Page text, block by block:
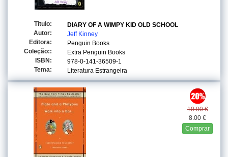
Titulo:
DIARY OF A WIMPY KID OLD SCHOOL
Autor:
Jeff Kinney
Editora:
Penguin Books
Coleção::
Extra Penguin Books
ISBN:
978-0-141-36509-1
Tema:
Literatura Estrangeira
10.00 €
8.00 €
Comprar